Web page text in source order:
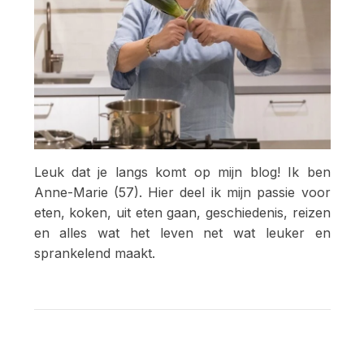
Leuk dat je langs komt op mijn blog! Ik ben
Anne-Marie (57). Hier deel ik mijn passie voor
eten, koken, uit eten gaan, geschiedenis, reizen
en alles wat het leven net wat leuker en
sprankelend maakt.